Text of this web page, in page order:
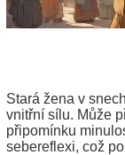
Stará žena v
vnitřní sílu. Může
připomínku
sebereflexi, což